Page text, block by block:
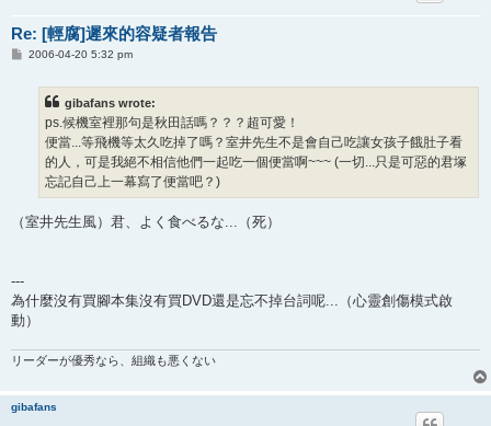
Re: [輕腐]遲來的容疑者報告
P2006-04-20 5:32 pm
gibafans wrote:
ps.候機室裡那句是秋田話嗎？？？超可愛！
便當...等飛機等太久吃掉了嗎？室井先生不是會自己吃讓女孩子餓肚子看
的人，可是我絕不相信他們一起吃一個便當啊~~~ (一切...只是可惡的君塚
忘記自己上一幕寫了便當吧？)
（室井先生風）君、よく食べるな...（死）
---
為什麼沒有買腳本集沒有買DVD還是忘不掉台詞呢...（心靈創傷模式啟
動）
リーダーが優秀なら、組織も悪くない
gibafans